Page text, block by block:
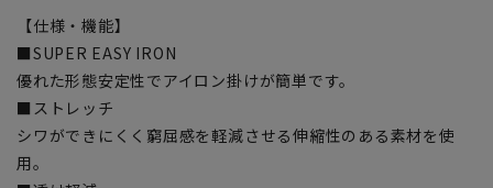
【仕様・機能】
■SUPER EASY IRON
優れた形態安定性でアイロン掛けが簡単です。
■ストレッチ
シワができにくく窮屈感を軽減させる伸縮性のある素材を使
用。